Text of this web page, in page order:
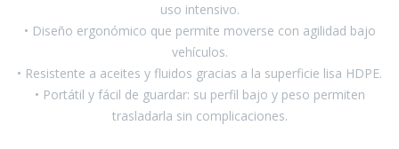
uso intensivo.
• Diseño ergonómico que permite moverse con agilidad bajo
vehículos.
• Resistente a aceites y fluidos gracias a la superficie lisa HDPE.
• Portátil y fácil de guardar: su perfil bajo y peso permiten
trasladarla sin complicaciones.
Sanitaria
Soldadoras y Accesorios